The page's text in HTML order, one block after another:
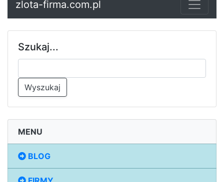
zlota-firma.com.pl
Szukaj...
Wyszukaj
MENU
BLOG